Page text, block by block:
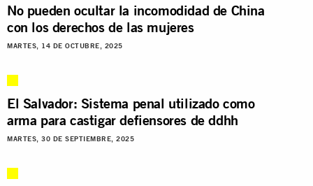
No pueden ocultar la incomodidad de China
con los derechos de las mujeres
MARTES, 14 DE OCTUBRE, 2025
El Salvador: Sistema penal utilizado como
arma para castigar defiensores de ddhh
MARTES, 30 DE SEPTIEMBRE, 2025